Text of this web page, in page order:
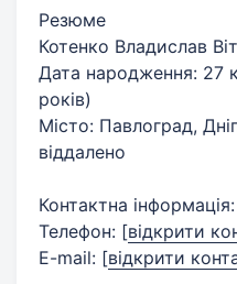
Резюме
Котенко Владислав
Дата народження: 27
років)
Місто: Павлоград,
віддалено
Контактна інформація:
Телефон: [відкрити
E-mail: [відкрити